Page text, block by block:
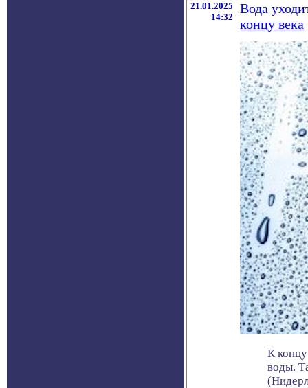
21.01.2025
14:32
Вода
концу века
К
воды.